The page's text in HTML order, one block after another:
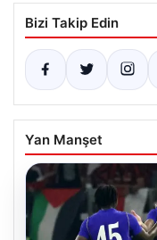
Bizi Takip Edin
Yan Manşet